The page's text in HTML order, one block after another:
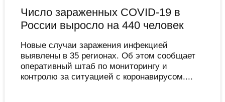
Число зараженных COVID-19 в
России выросло на 440 человек
Новые случаи заражения инфекцией
выявлены в 35 регионах. Об этом сообщает
оперативный штаб по мониторингу и
контролю за ситуацией с коронавирусом....